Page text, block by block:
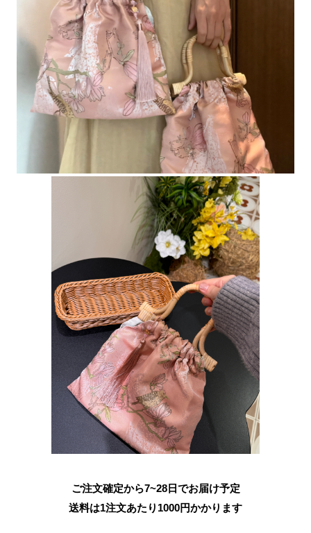
ご注文確定から7~28日でお届け予定
送料は1注文あたり 1000円かかります